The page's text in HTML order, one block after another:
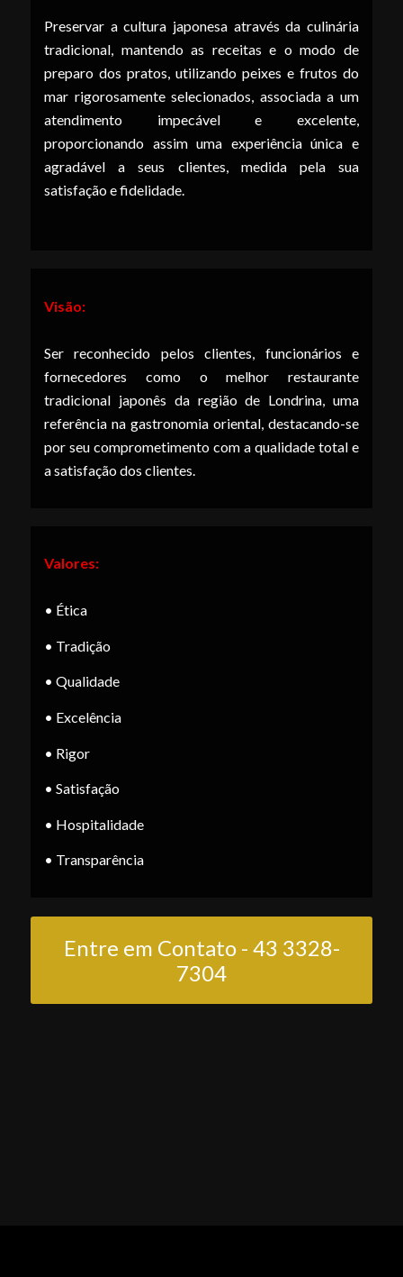
Preservar a cultura japonesa através da culinária
tradicional, mantendo as receitas e o modo de
preparo dos pratos, utilizando peixes e frutos do
mar rigorosamente selecionados, associada a um
atendimento impecável e excelente,
proporcionando assim uma experiência única e
agradável a seus clientes, medida pela sua
satisfação e fidelidade.
Visão:
Ser reconhecido pelos clientes, funcionários e
fornecedores como o melhor restaurante
tradicional japonês da região de Londrina, uma
referência na gastronomia oriental, destacando-se
por seu comprometimento com a qualidade total e
a satisfação dos clientes.
Valores:
• Ética
• Tradição
• Qualidade
• Excelência
• Rigor
• Satisfação
• Hospitalidade
• Transparência
Entre em Contato - 43 3328-
7304